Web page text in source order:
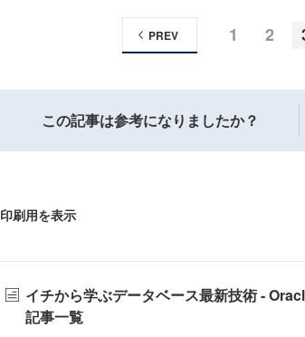
1 2
PREV
この記事は参考になりましたか？
印刷用を表示
イチから学ぶデータベース最新技術 -
記事一覧